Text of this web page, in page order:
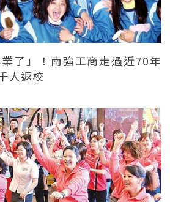
業了」！南強工商走過近70年
人返校